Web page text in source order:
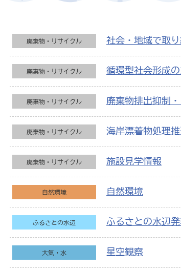
廃棄物・リサイクル 社会・地域で取
廃棄物・リサイクル 循環型社会形成
廃棄物・リサイクル 廃棄物排出抑制
廃棄物・リサイクル 海岸漂着物処理
廃棄物・リサイクル 施設見学情報
自然環境 自然環境
ふるさとの水辺 ふるさとの水辺
大気・水 星空観察